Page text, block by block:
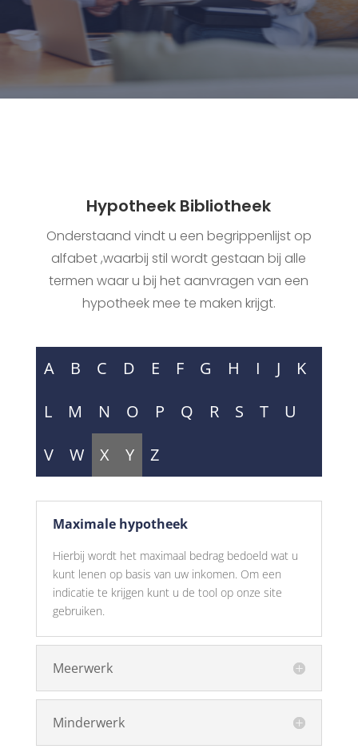
Hypotheek Bibliotheek
Onderstaand vindt u een begrippenlijst op
alfabet ,waarbij stil wordt gestaan bij alle
termen waar u bij het aanvragen van een
hypotheek mee te maken krijgt.
A B C D E F G H I J
K
L
M N O P Q R S T
U
V
W X Y Z
Maximale hypotheek
Hierbij wordt het maximaal bedrag bedoeld wat u
kunt lenen op basis van uw inkomen. Om een
indicatie te krijgen kunt u de tool op onze site
gebruiken.
Meerwerk
Minderwerk